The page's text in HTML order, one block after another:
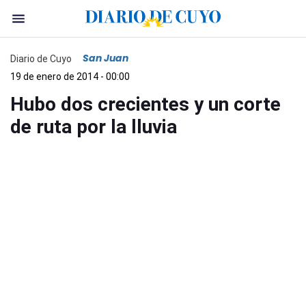
Diario de Cuyo San Juan
19 de enero de 2014 - 00:00
Hubo dos crecientes y un corte
de ruta por la lluvia